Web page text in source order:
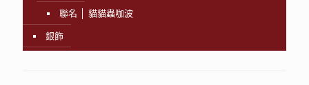
聯名 │ 貓貓蟲咖波
銀飾